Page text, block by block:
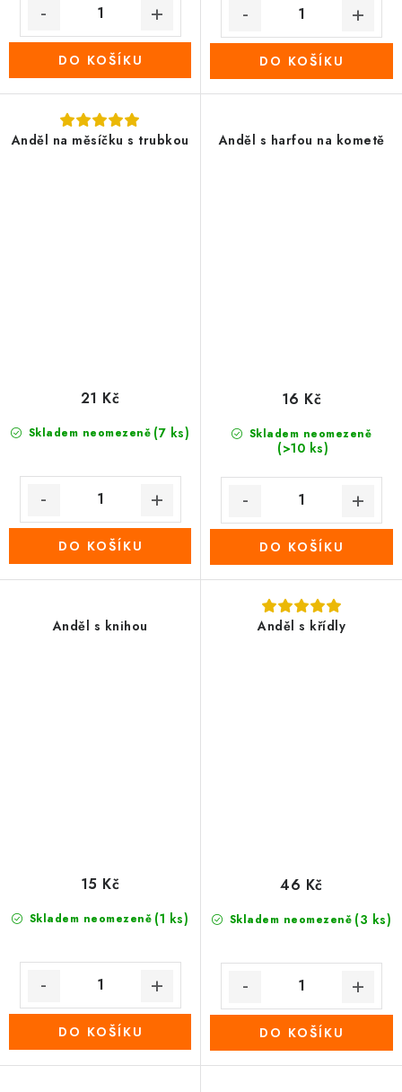
DO KOŠÍKU DO KOŠÍKU
Anděl na měsíčku s trubkou
Skladem neomezeně (7 ks)
21 Kč
DO KOŠÍKU
Anděl s harfou na kometě
Skladem neomezeně
(>10 ks)
16 Kč
DO KOŠÍKU
Anděl s knihou
Skladem neomezeně (1 ks)
15 Kč
DO KOŠÍKU
Anděl s křídly
Skladem neomezeně (3 ks)
46 Kč
DO KOŠÍKU